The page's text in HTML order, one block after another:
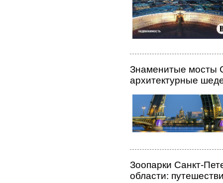
Знаменитые мосты
архитектурные
Зоопарки Санкт-
области: